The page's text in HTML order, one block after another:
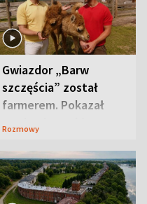
Gwiazdor „Barw
szczęścia” został
farmerem. Pokazał
swoje niezwykłe
Rozmowy